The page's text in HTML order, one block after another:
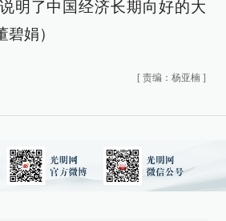
明了中国经济长期向好的大
娟）
[ 责编：杨亚楠 ]